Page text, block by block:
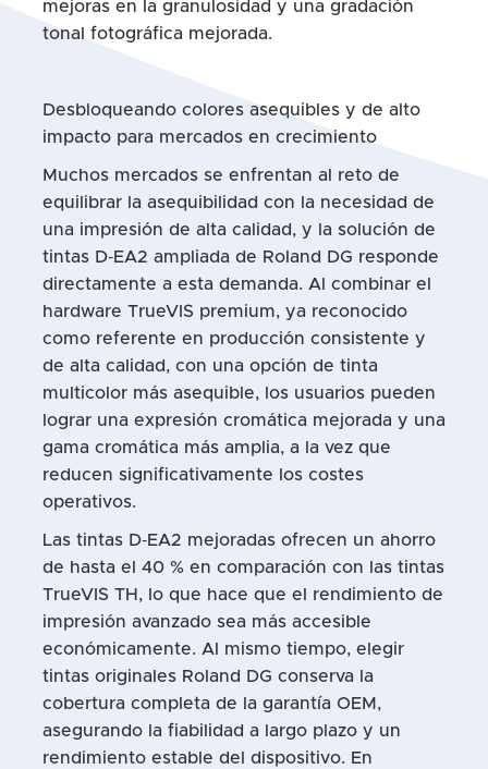
mejoras en la granulosidad y una gradación
tonal fotográfica mejorada.
Desbloqueando colores asequibles y de alto
impacto para mercados en crecimiento
Muchos mercados se enfrentan al reto de
equilibrar la asequibilidad con la necesidad de
una impresión de alta calidad, y la solución de
tintas D‑EA2 ampliada de Roland DG responde
directamente a esta demanda. Al combinar el
hardware TrueVIS premium, ya reconocido
como referente en producción consistente y
de alta calidad, con una opción de tinta
multicolor más asequible, los usuarios pueden
lograr una expresión cromática mejorada y una
gama cromática más amplia, a la vez que
reducen significativamente los costes
operativos.
Las tintas D‑EA2 mejoradas ofrecen un ahorro
de hasta el 40 % en comparación con las tintas
TrueVIS TH, lo que hace que el rendimiento de
impresión avanzado sea más accesible
económicamente. Al mismo tiempo, elegir
tintas originales Roland DG conserva la
cobertura completa de la garantía OEM,
asegurando la fiabilidad a largo plazo y un
rendimiento estable del dispositivo. En